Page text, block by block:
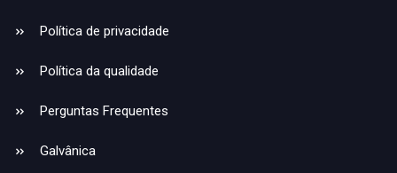
Política de privacidade
Política da qualidade
Perguntas Frequentes
Galvânica